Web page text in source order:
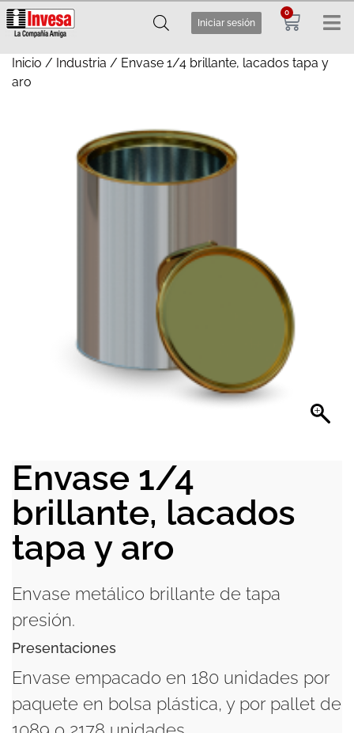
Iniciar sesión
0
Inicio / Industria / Envase 1/4 brillante, lacados tapa y
aro
Envase 1/4
brillante, lacados
tapa y aro
Envase metálico brillante de tapa
presión.
Presentaciones
Envase empacado en 180 unidades por
paquete en bolsa plástica, y por pallet de